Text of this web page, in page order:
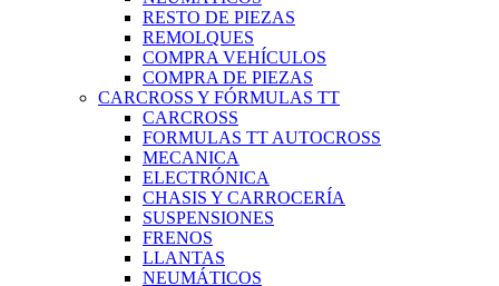
RESTO DE PIEZAS
REMOLQUES
COMPRA VEHÍCULOS
COMPRA DE PIEZAS
CARCROSS Y FÓRMULAS TT
CARCROSS
FORMULAS TT AUTOCROSS
MECANICA
ELECTRÓNICA
CHASIS Y CARROCERÍA
SUSPENSIONES
FRENOS
LLANTAS
NEUMÁTICOS